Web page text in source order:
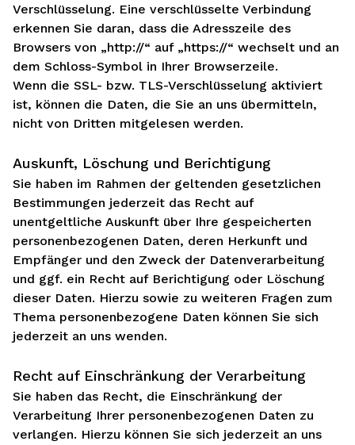
Verschlüsselung. Eine verschlüsselte Verbindung
erkennen Sie daran, dass die Adresszeile des
Browsers von „http://“ auf „https://“ wechselt und an
dem Schloss-Symbol in Ihrer Browserzeile.
Wenn die SSL- bzw. TLS-Verschlüsselung aktiviert
ist, können die Daten, die Sie an uns übermitteln,
nicht von Dritten mitgelesen werden.
Auskunft, Löschung und Berichtigung
Sie haben im Rahmen der geltenden gesetzlichen
Bestimmungen jederzeit das Recht auf
unentgeltliche Auskunft über Ihre gespeicherten
personenbezogenen Daten, deren Herkunft und
Empfänger und den Zweck der Datenverarbeitung
und ggf. ein Recht auf Berichtigung oder Löschung
dieser Daten. Hierzu sowie zu weiteren Fragen zum
Thema personenbezogene Daten können Sie sich
jederzeit an uns wenden.
Recht auf Einschränkung der Verarbeitung
Sie haben das Recht, die Einschränkung der
Verarbeitung Ihrer personenbezogenen Daten zu
verlangen. Hierzu können Sie sich jederzeit an uns